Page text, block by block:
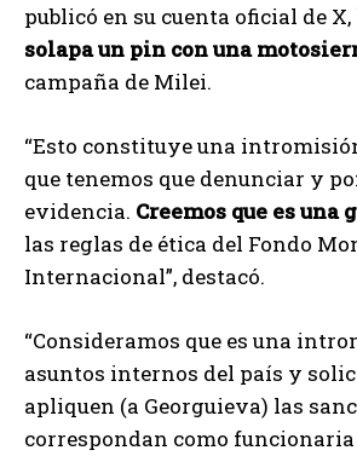
publicó en su cuenta oficial de X,
solapa un pin con una
campaña de Milei.
“Esto constituye una
que tenemos que denunciar y
evidencia. Creemos que es una
las reglas de ética del Fondo
Internacional”, destacó.
“Consideramos que es una
asuntos internos del país y
apliquen (a Georguieva) las
correspondan como funcionaria